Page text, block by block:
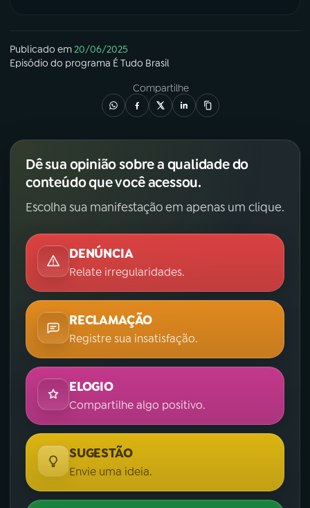
Publicado em20/06/2025
Episódio do programa É Tudo Brasil
Compartilhe
Dê sua opinião sobre a qualidade do
conteúdo que você acessou.
Escolha sua manifestação em apenas um clique.
DENÚNCIA
Relate irregularidades.
RECLAMAÇÃO
Registre sua insatisfação.
ELOGIO
Compartilhe algo positivo.
SUGESTÃO
Envie uma ideia.